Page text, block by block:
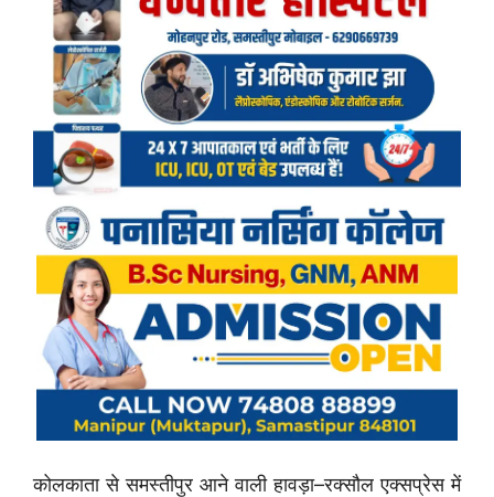
कोलकाता से समस्तीपुर आने वाली हावड़ा–रक्सौल एक्सप्रेस में